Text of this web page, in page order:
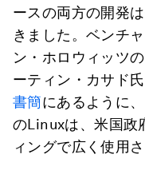
ースの両方の開発
きました。ベンチ
ン・ホロウィッツ
ーティン・カサド
書簡にあるように
のLinuxは、米国政
ィングで広く使用